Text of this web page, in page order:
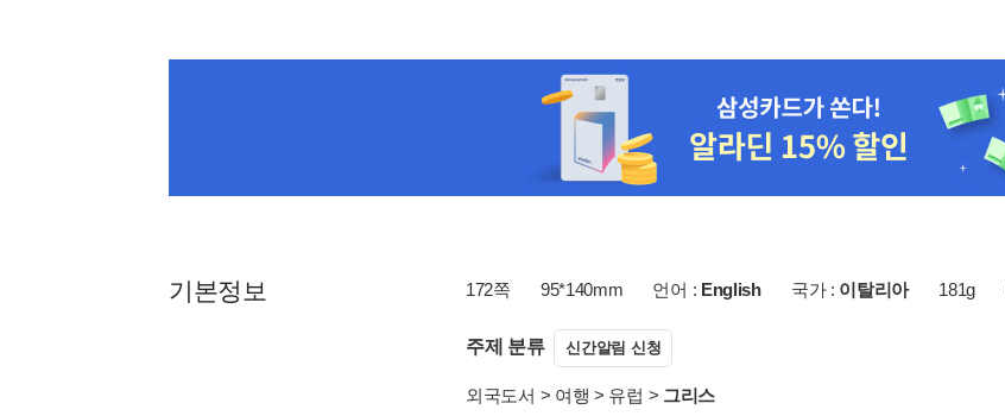
기본정보 172쪽 95*140mm 언어 : English 국가 : 이탈리아 181g
주제 분류 신간알림 신청
외국도서 > 여행 > 유럽 > 그리스